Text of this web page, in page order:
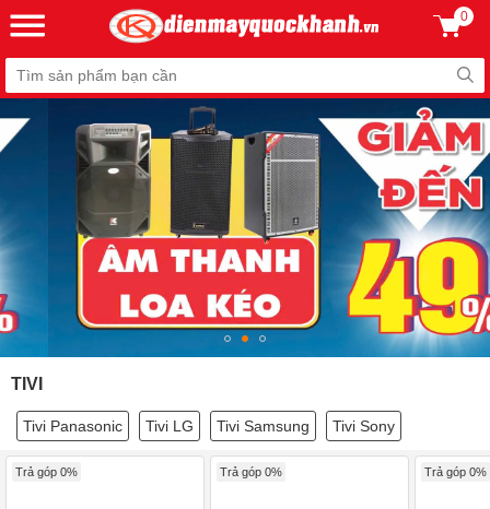
0
TIVI
Tivi Panasonic Tivi LG Tivi Samsung Tivi Sony
Trả góp 0% Trả góp 0% Trả góp 0%